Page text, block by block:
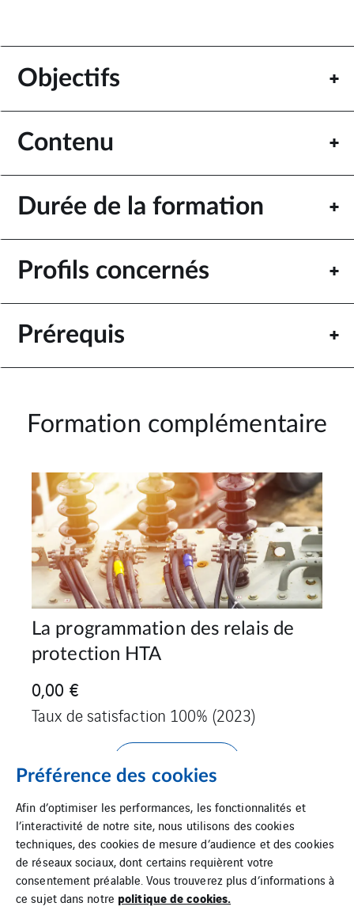
Objectifs
Contenu
Durée de la formation
Profils concernés
Prérequis
Formation complémentaire
La programmation des relais de
protection HTA
0,00 €
Taux de satisfaction 100% (2023)
Préférence des cookies
Afin d’optimiser les performances, les fonctionnalités et
l’interactivité de notre site, nous utilisons des cookies
techniques, des cookies de mesure d’audience et des cookies
de réseaux sociaux, dont certains requièrent votre
consentement préalable. Vous trouverez plus d’informations à
ce sujet dans notre politique de cookies.